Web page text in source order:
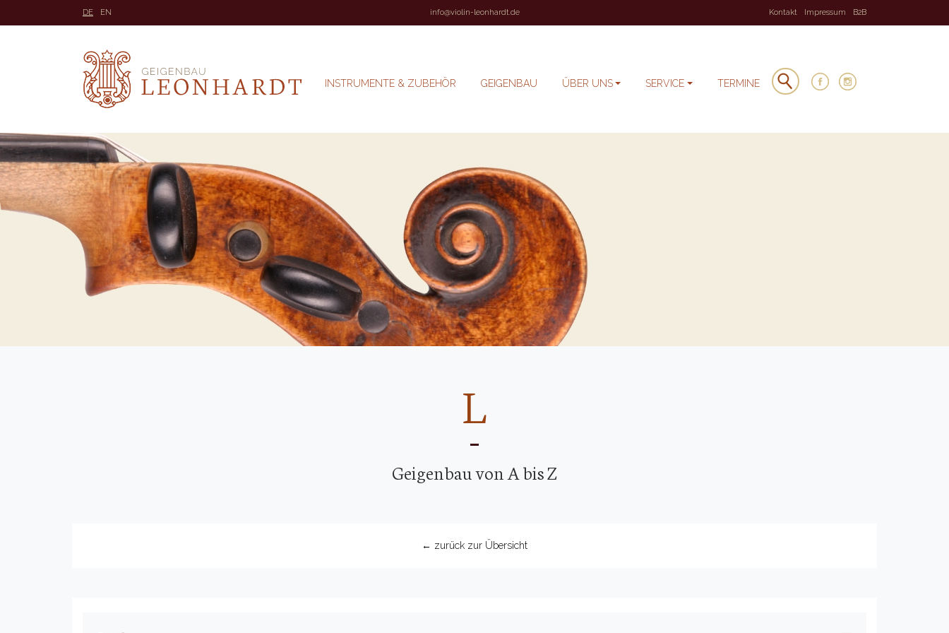
DE EN info@violin-leonhardt.de Kontakt Impressum B2B
INSTRUMENTE & ZUBEHÖR GEIGENBAU ÜBER UNS SERVICE TERMINE
L
Geigenbau von A bis Z
← zurück zur Übersicht